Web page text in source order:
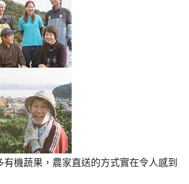
機蔬果，農家直送的方式實在令人感到